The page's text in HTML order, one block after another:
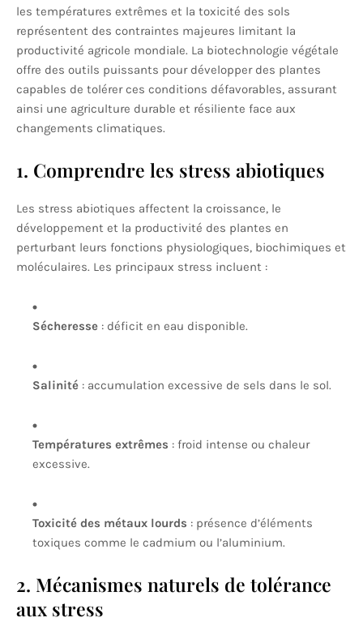
les températures extrêmes et la toxicité des sols
représentent des contraintes majeures limitant la
productivité agricole mondiale. La biotechnologie végétale
offre des outils puissants pour développer des plantes
capables de tolérer ces conditions défavorables, assurant
ainsi une agriculture durable et résiliente face aux
changements climatiques.
1. Comprendre les stress abiotiques
Les stress abiotiques affectent la croissance, le
développement et la productivité des plantes en
perturbant leurs fonctions physiologiques, biochimiques et
moléculaires. Les principaux stress incluent :
Sécheresse : déficit en eau disponible.
Salinité : accumulation excessive de sels dans le sol.
Températures extrêmes : froid intense ou chaleur
excessive.
Toxicité des métaux lourds : présence d’éléments
toxiques comme le cadmium ou l’aluminium.
2. Mécanismes naturels de tolérance
aux stress